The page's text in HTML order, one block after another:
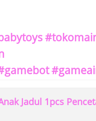
Jadul 1pcs